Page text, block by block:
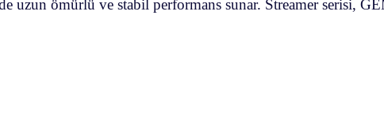
uzun ömürlü ve stabil performans sunar. Streamer serisi,